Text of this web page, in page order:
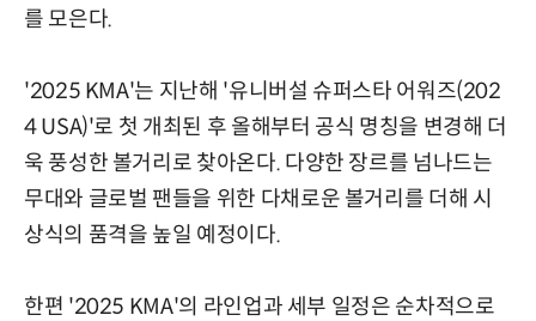
를 모은다.
'2025 KMA'는 지난해 '유니버설 슈퍼스타 어워즈(202
4 USA)'로 첫 개최된 후 올해부터 공식 명칭을 변경해 더
욱 풍성한 볼거리로 찾아온다. 다양한 장르를 넘나드는
무대와 글로벌 팬들을 위한 다채로운 볼거리를 더해 시
상식의 품격을 높일 예정이다.
한편 '2025 KMA'의 라인업과 세부 일정은 순차적으로